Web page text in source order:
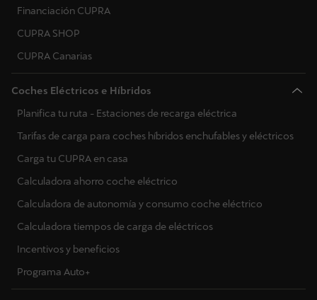
Financiación CUPRA
CUPRA SHOP
CUPRA Canarias
Coches Eléctricos e Híbridos
Planifica tu ruta - Estaciones de recarga eléctrica
Tarifas de carga para coches híbridos enchufables y eléctricos
Carga tu CUPRA en casa
Calculadora ahorro coche eléctrico
Calculadora de autonomía y consumo coche eléctrico
Calculadora tiempos de carga de eléctricos
Incentivos y beneficios
Programa Auto+